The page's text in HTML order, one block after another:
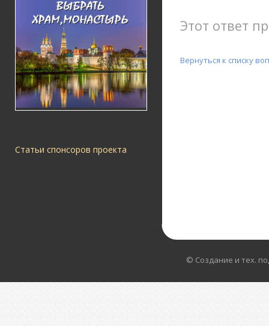
Статьи спонсоров проекта
Этот ответ
Вернуться к списку
© Создание и тех.